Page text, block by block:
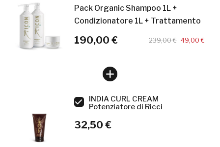
Pack Organic Shampoo 1L +
Condizionatore 1L + Trattamento
190,00 € 239,00 € 49,00 €
INDIA CURL CREAM
Potenziatore di Ricci
32,50 €